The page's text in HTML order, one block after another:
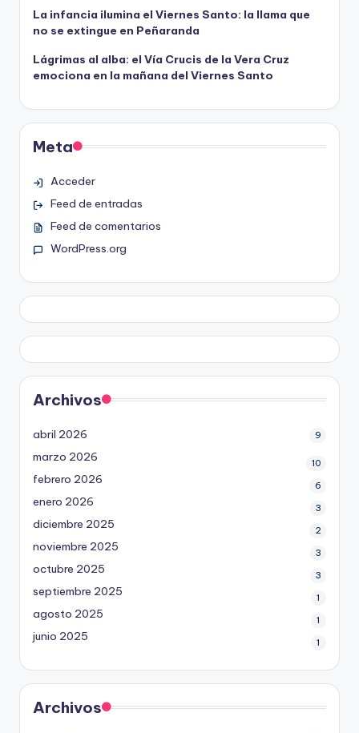
La infancia ilumina el Viernes Santo: la llama que
no se extingue en Peñaranda
Lágrimas al alba: el Vía Crucis de la Vera Cruz
emociona en la mañana del Viernes Santo
Meta
Acceder
Feed de entradas
Feed de comentarios
WordPress.org
Archivos
abril 2026 9
marzo 2026 10
febrero 2026 6
enero 2026 3
diciembre 2025 2
noviembre 2025 3
octubre 2025 3
septiembre 2025 1
agosto 2025 1
junio 2025 1
Archivos